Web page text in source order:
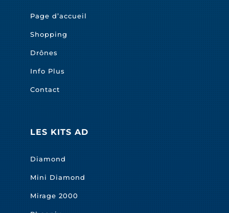
Page d’accueil
Shopping
Drônes
Info Plus
Contact
LES KITS AD
Diamond
Mini Diamond
Mirage 2000